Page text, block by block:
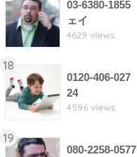
03-6380-
ェイ
4629 views
18
0120-406-
24
4596 views
19
080-2258-